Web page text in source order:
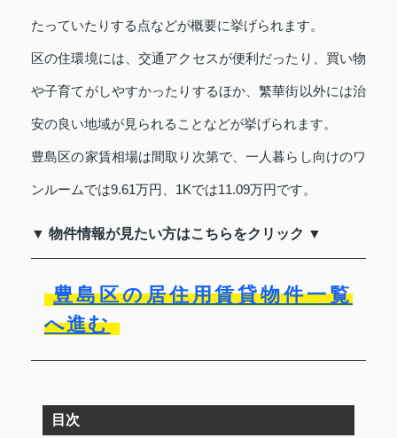
たっていたりする点などが概要に挙げられます。
区の住環境には、交通アクセスが便利だったり、買い物
や子育てがしやすかったりするほか、繁華街以外には治
安の良い地域が見られることなどが挙げられます。
豊島区の家賃相場は間取り次第で、一人暮らし向けのワ
ンルームでは9.61万円、1Kでは11.09万円です。
▼ 物件情報が見たい方はこちらをクリック ▼
豊島区の居住用賃貸物件一覧
へ進む
目次